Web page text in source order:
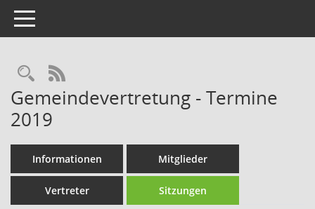
Toggle navigation
Rechercheauswahl
RSS-Feed
Gemeindevertretung - Termine
2019
Informationen Mitglieder
Vertreter Sitzungen